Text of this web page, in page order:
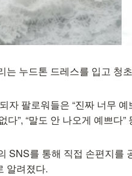
는 누드톤 드레스를 입고 청
자 팔로워들은 “진짜 너무 예
다”, “말도 안 나오게 예쁘다
SNS를 통해 직접 손편지를
알려졌다.